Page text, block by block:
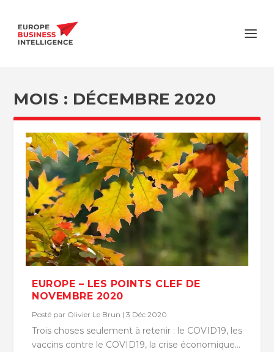
MOIS : DÉCEMBRE 2020
EUROPE – LES POINTS CLEF DE
NOVEMBRE 2020
Posté par Olivier Le Brun |3 Déc 2020
Trois choses seulement à retenir : le COVID19, les
vaccins contre le COVID19, la crise économique...